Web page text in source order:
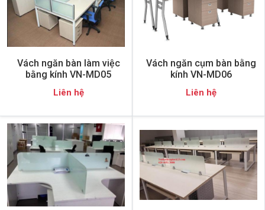
Vách ngăn bàn làm việc
bằng kính VN-MD05
Liên hệ
Vách ngăn cụm bàn bằng
kính VN-MD06
Liên hệ